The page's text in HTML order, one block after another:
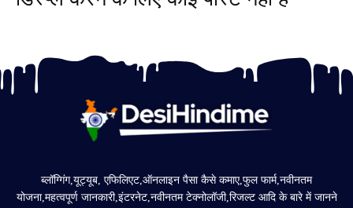
ब्लॉग्गिंग,यूट्यूब, एफिलिएट,ऑनलाइन पैसा कैसे कमाए,फुल फार्म,नवीनतम
योजना,महत्वपूर्ण जानकारी,इंटरनेट,नवीनतम टेक्नोलॉजी,रिजल्ट आदि के बारे में जानने